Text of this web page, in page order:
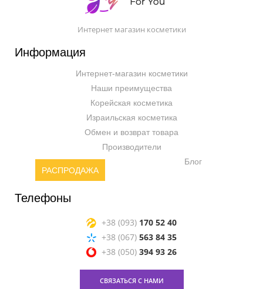
Интернет магазин косметики
Информация
Интернет-магазин косметики
Наши преимущества
Корейская косметика
Израильская косметика
Обмен и возврат товара
Производители
РАСПРОДАЖА
Блог
Телефоны
+38 (093) 170 52 40
+38 (067) 563 84 35
+38 (050) 394 93 26
СВЯЗАТЬСЯ С НАМИ